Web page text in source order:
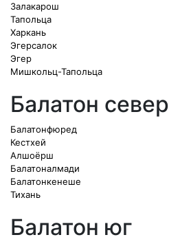
Залакарош
Тапольца
Харкань
Эгерсалок
Эгер
Мишкольц-Тапольца
Балатон север
Балатонфюред
Кестхей
Алшоёрш
Балатоналмади
Балатонкенеше
Тихань
Балатон юг